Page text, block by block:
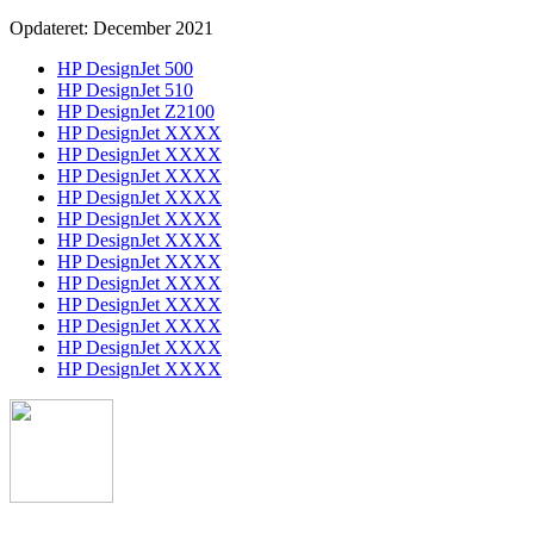
Opdateret: December 2021
HP DesignJet 500
HP DesignJet 510
HP DesignJet Z2100
HP DesignJet XXXX
HP DesignJet XXXX
HP DesignJet XXXX
HP DesignJet XXXX
HP DesignJet XXXX
HP DesignJet XXXX
HP DesignJet XXXX
HP DesignJet XXXX
HP DesignJet XXXX
HP DesignJet XXXX
HP DesignJet XXXX
HP DesignJet XXXX